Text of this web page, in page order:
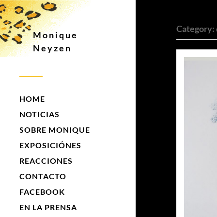
Monique
Neyzen
HOME
NOTICIAS
SOBRE MONIQUE
EXPOSICIÓNES
REACCIONES
CONTACTO
FACEBOOK
EN LA PRENSA
Category: